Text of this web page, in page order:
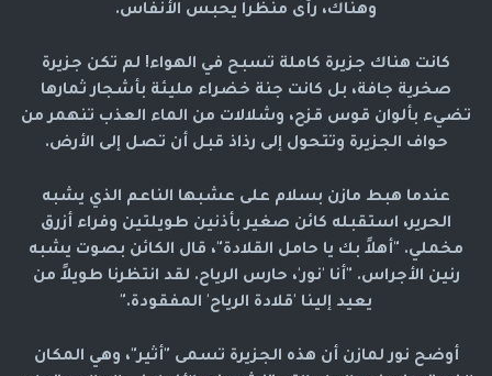
وهناك، رأى منظراً يحبس الأنفاس.
كانت هناك جزيرة كاملة تسبح في الهواء! لم تكن جزيرة
صخرية جافة، بل كانت جنة خضراء مليئة بأشجار ثمارها
تضيء بألوان قوس قزح، وشلالات من الماء العذب تنهمر من
حواف الجزيرة وتتحول إلى رذاذ قبل أن تصل إلى الأرض.
عندما هبط مازن بسلام على عشبها الناعم الذي يشبه
الحرير، استقبله كائن صغير بأذنين طويلتين وفراء أزرق
مخملي. "أهلاً بك يا حامل القلادة"، قال الكائن بصوت يشبه
رنين الأجراس. "أنا 'نور'، حارس الرياح. لقد انتظرنا طويلاً من
يعيد إلينا 'قلادة الرياح' المفقودة."
أوضح نور لمازن أن هذه الجزيرة تسمى "أثير"، وهي المكان